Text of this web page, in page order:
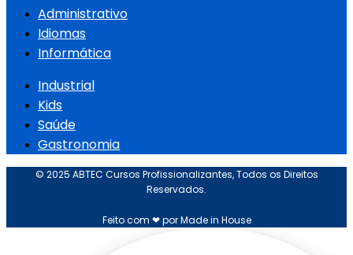
Administrativo
Idiomas
Informática
Industrial
Kids
Saúde
Gastronomia
© 2025 ABTEC Cursos Profissionalizantes, Todos os Direitos
Reservados.
Feito com ❤ por Made in House